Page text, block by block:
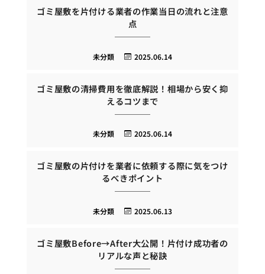
ゴミ屋敷を片付ける業者の作業当日の流れと注意
点
2025.06.14
未分類
ゴミ屋敷の清掃費用を徹底解説！相場から安く抑
えるコツまで
2025.06.14
未分類
ゴミ屋敷の片付けを業者に依頼する際に気をつけ
るべきポイント
2025.06.13
未分類
ゴミ屋敷Before→After大公開！片付け成功者の
リアルな声と秘訣